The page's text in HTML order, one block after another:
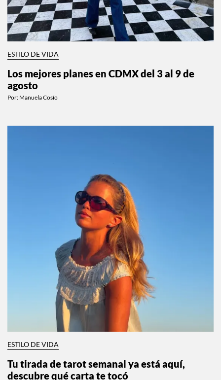
ESTILO DE VIDA
Los mejores planes en CDMX del 3 al 9 de
agosto
Por: Manuela Cosío
ESTILO DE VIDA
Tu tirada de tarot semanal ya está aquí,
descubre qué carta te tocó